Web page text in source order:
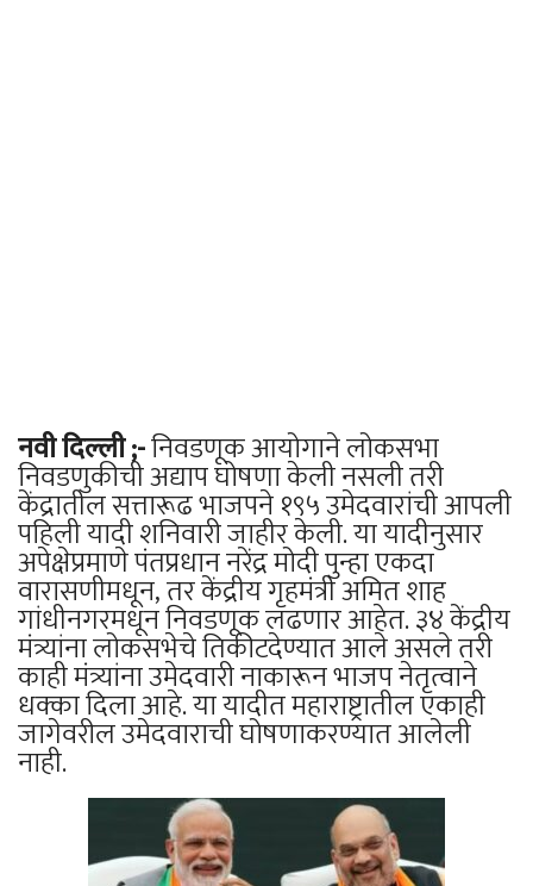
नवी दिल्ली ;-निवडणूक आयोगाने लोकसभा
निवडणुकीची अद्याप घोषणा केली नसली तरी
केंद्रातील सत्तारूढ भाजपने १९५ उमेदवारांची आपली
पहिली यादी शनिवारी जाहीर केली. या यादीनुसार
अपेक्षेप्रमाणे पंतप्रधान नरेंद्र मोदी पुन्हा एकदा
वारासणीमधून, तर केंद्रीय गृहमंत्री अमित शाह
गांधीनगरमधून निवडणूक लढणार आहेत. ३४ केंद्रीय
मंत्र्यांना लोकसभेचे तिकीटदेण्यात आले असले तरी
काही मंत्र्यांना उमेदवारी नाकारून भाजप नेतृत्वाने
धक्का दिला आहे. या यादीत महाराष्ट्रातील एकाही
जागेवरील उमेदवाराची घोषणाकरण्यात आलेली
नाही.